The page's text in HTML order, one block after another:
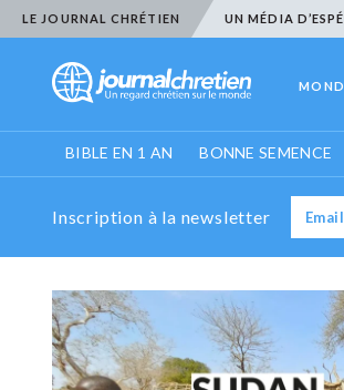
LE JOURNAL CHRÉTIEN UN MÉDIA
BIBLE EN 1 AN BONNE SEMENCE
Inscription à la newsletter